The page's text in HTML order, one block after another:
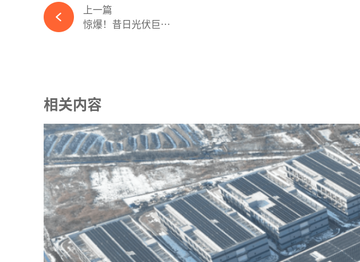
上一篇
惊爆！昔日光伏巨头4.65亿债权二度流拍-ky体育APP官网下载
相关内容